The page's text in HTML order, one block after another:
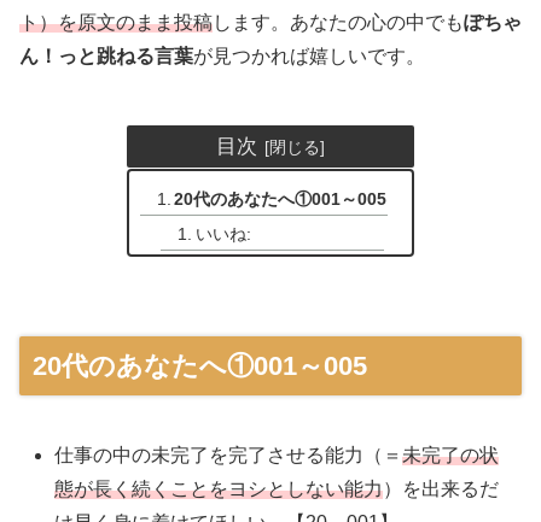
ト）を原文のまま投稿します。あなたの心の中でもぽちゃ
ん！っと跳ねる言葉が見つかれば嬉しいです。
目次
20代のあなたへ①001～005
いいね:
20代のあなたへ①001～005
仕事の中の未完了を完了させる能力（＝未完了の状
態が長く続くことをヨシとしない能力）を出来るだ